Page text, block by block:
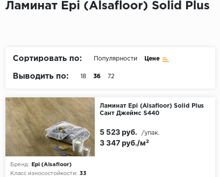
Arbiton
CorkArt Vinyl
CronaFloor
Плинтус
Ламинат Epi (Alsafloor) Solid Plus
Сортировать по: Популярности Цене
Выводить по: 18 36 72
Ламинат Epi (Alsafloor) Solid Plus
Сант Джеймс S440
Бренд:
Epi (Alsafloor)
Класс износостойкости: 33
3 347 руб./м²
5 523 руб. /упак.